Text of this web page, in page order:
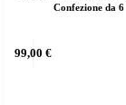
Confezione da 6
99,00 €